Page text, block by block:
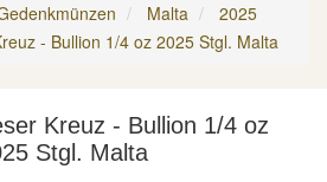
Malta
2025
- Bullion 1/4 oz 2025 Stgl. Malta
Kreuz - Bullion 1/4 oz
Stgl. Malta